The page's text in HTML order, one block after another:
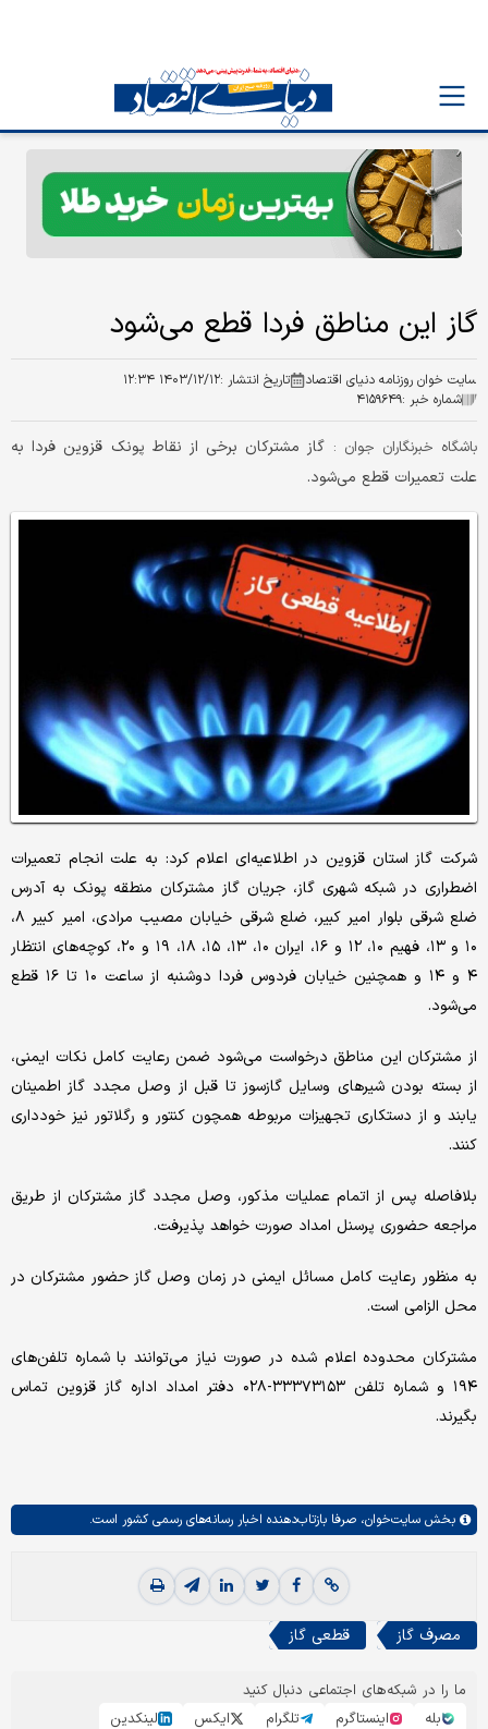
گاز این مناطق فردا قطع می‌شود
سایت خوان روزنامه دنیای اقتصاد تاریخ انتشار :۱۴۰۳/۱۲/۱۲ ۱۲:۳۴
شماره خبر :۴۱۵۹۶۴۹
باشگاه خبرنگاران جوان : گاز مشترکان برخی از نقاط پونک قزوین فردا به
علت تعمیرات قطع می‌شود.
شرکت گاز استان قزوین در اطلاعیه‌ای اعلام کرد: به علت انجام تعمیرات
اضطراری در شبکه شهری گاز، جریان گاز مشترکان منطقه پونک به آدرس
ضلع شرقی بلوار امیر کبیر، ضلع شرقی خیابان مصیب مرادی، امیر کبیر ۸،
۱۰ و ۱۳، فهیم ۱۰، ۱۲ و ۱۶، ایران ۱۰، ۱۳، ۱۵، ۱۸، ۱۹ و ۲۰، کوچه‌های انتظار
۴ و ۱۴ و همچنین خیابان فردوس فردا دوشنبه از ساعت ۱۰ تا ۱۶ قطع
می‌شود.
از مشترکان این مناطق درخواست می‌شود ضمن رعایت کامل نکات ایمنی،
از بسته بودن شیر‌های وسایل گازسوز تا قبل از وصل مجدد گاز اطمینان
یابند و از دستکاری تجهیزات مربوطه همچون کنتور و رگلاتور نیز خودداری
کنند.
بلافاصله پس از اتمام عملیات مذکور، وصل مجدد گاز مشترکان از طریق
مراجعه حضوری پرسنل امداد صورت خواهد پذیرفت.
به منظور رعایت کامل مسائل ایمنی در زمان وصل گاز حضور مشترکان در
محل الزامی است.
مشترکان محدوده اعلام شده در صورت نیاز می‌توانند با شماره تلفن‌های
۱۹۴ و شماره تلفن ۳۳۳۷۳۱۵۳-۰۲۸ دفتر امداد اداره گاز قزوین تماس
بگیرند.
بخش سایت‌خوان، صرفا بازتاب‌دهنده اخبار رسانه‌های رسمی کشور است.
مصرف گاز قطعی گاز
ما را در شبکه‌های اجتماعی دنبال کنید
بله
اینستاگرم تلگرام ایکس لینکدین